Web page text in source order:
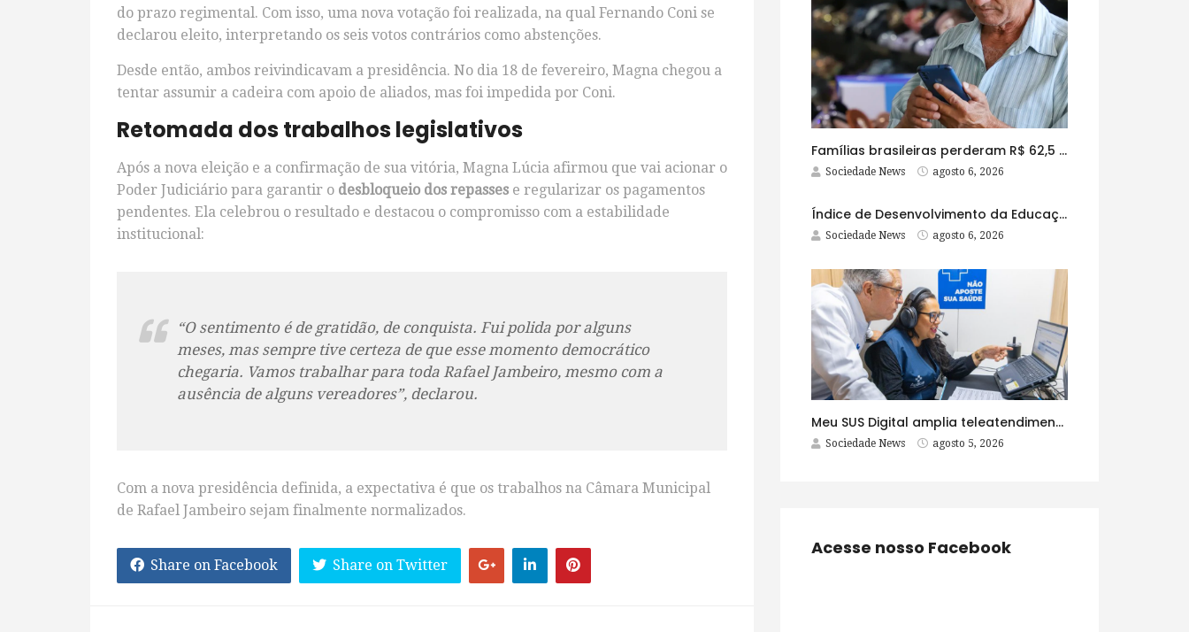
do prazo regimental. Com isso, uma nova votação foi realizada, na qual Fernando Coni se
declarou eleito, interpretando os seis votos contrários como abstenções.
Desde então, ambos reivindicavam a presidência. No dia 18 de fevereiro, Magna chegou a
tentar assumir a cadeira com apoio de aliados, mas foi impedida por Coni.
Retomada dos trabalhos legislativos
Após a nova eleição e a confirmação de sua vitória, Magna Lúcia afirmou que vai acionar o
Poder Judiciário para garantir o desbloqueio dos repasses e regularizar os pagamentos
pendentes. Ela celebrou o resultado e destacou o compromisso com a estabilidade
institucional:
“O sentimento é de gratidão, de conquista. Fui polida por alguns
meses, mas sempre tive certeza de que esse momento democrático
chegaria. Vamos trabalhar para toda Rafael Jambeiro, mesmo com a
ausência de alguns vereadores”, declarou.
Com a nova presidência definida, a expectativa é que os trabalhos na Câmara Municipal
de Rafael Jambeiro sejam finalmente normalizados.
Share on Facebook Share on Twitter
Famílias brasileiras perderam R$ 62,5 bilhões para bets em 2025
Sociedade News agosto 6, 2026
Índice de Desenvolvimento da Educação Básica tem elevação em todas as etapas
Sociedade News agosto 6, 2026
Meu SUS Digital amplia teleatendimentos para pessoas com problemas com jogos e apostas
Sociedade News agosto 5, 2026
Acesse nosso Facebook